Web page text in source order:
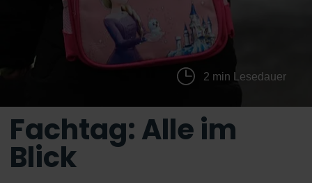
2 min Lesedauer
Fachtag: Alle im
Blick